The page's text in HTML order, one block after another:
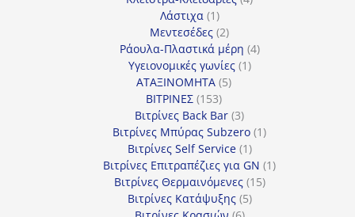
Λάστιχα 11
προϊόν
Μεντεσέδες 22
προϊόντα
Ράουλα-Πλαστικά μέρη 44
Υγειονομικές γωνίες 11
ΑΤΑΞΙΝΟΜΗΤΑ 55
ΒΙΤΡΙΝΕΣ 153153
προϊόντα
Βιτρίνες Back Bar 33
προϊόντα
Βιτρίνες Mπύρας Subzero 11
Βιτρίνες Self Service 11
προϊόν
Βιτρίνες Επιτραπέζιες για GN 11
Βιτρίνες Θερμαινόμενες 1515
Βιτρίνες Κατάψυξης 55
6